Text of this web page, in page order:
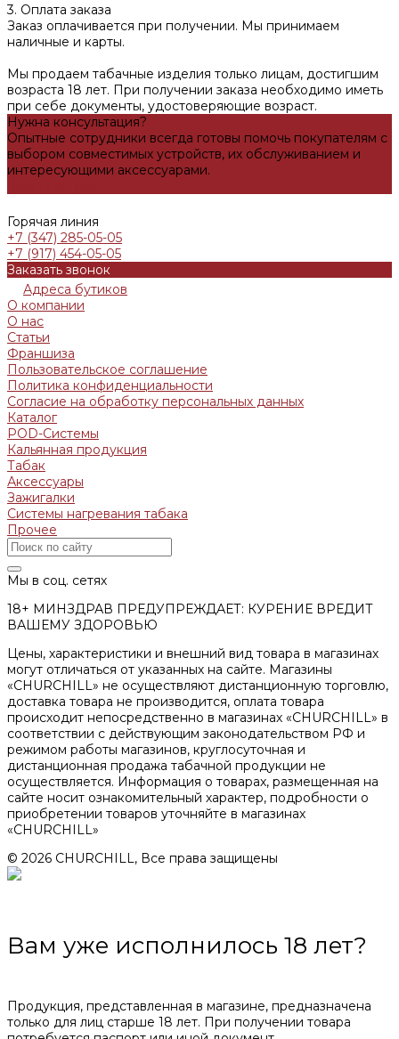
3. Оплата заказа
Заказ оплачивается при получении. Мы принимаем
наличные и карты.
Мы продаем табачные изделия только лицам, достигшим
возраста 18 лет. При получении заказа необходимо иметь
при себе документы, удостоверяющие возраст.
Нужна консультация?
Опытные сотрудники всегда готовы помочь покупателям с
выбором совместимых устройств, их обслуживанием и
интересующими аксессуарами.
Горячая линия
+7 (347) 285-05-05
+7 (917) 454-05-05
Заказать звонок
Адреса бутиков
О компании
О нас
Статьи
Франшиза
Пользовательское соглашение
Политика конфиденциальности
Согласие на обработку персональных данных
Каталог
POD-Системы
Кальянная продукция
Табак
Аксессуары
Зажигалки
Системы нагревания табака
Прочее
Мы в соц. сетях
18+ МИНЗДРАВ ПРЕДУПРЕЖДАЕТ: КУРЕНИЕ ВРЕДИТ
ВАШЕМУ ЗДОРОВЬЮ
Цены, характеристики и внешний вид товара в магазинах
могут отличаться от указанных на сайте. Магазины
«CHURCHILL» не осуществляют дистанционную торговлю,
доставка товара не производится, оплата товара
происходит непосредственно в магазинах «CHURCHILL» в
соответствии с действующим законодательством РФ и
режимом работы магазинов, круглосуточная и
дистанционная продажа табачной продукции не
осуществляется. Информация о товарах, размещенная на
сайте носит ознакомительный характер, подробности о
приобретении товаров уточняйте в магазинах
«CHURCHILL»
© 2026 CHURCHILL, Все права защищены
Вам уже исполнилось 18 лет?
Продукция, представленная в магазине, предназначена
только для лиц старше 18 лет. При получении товара